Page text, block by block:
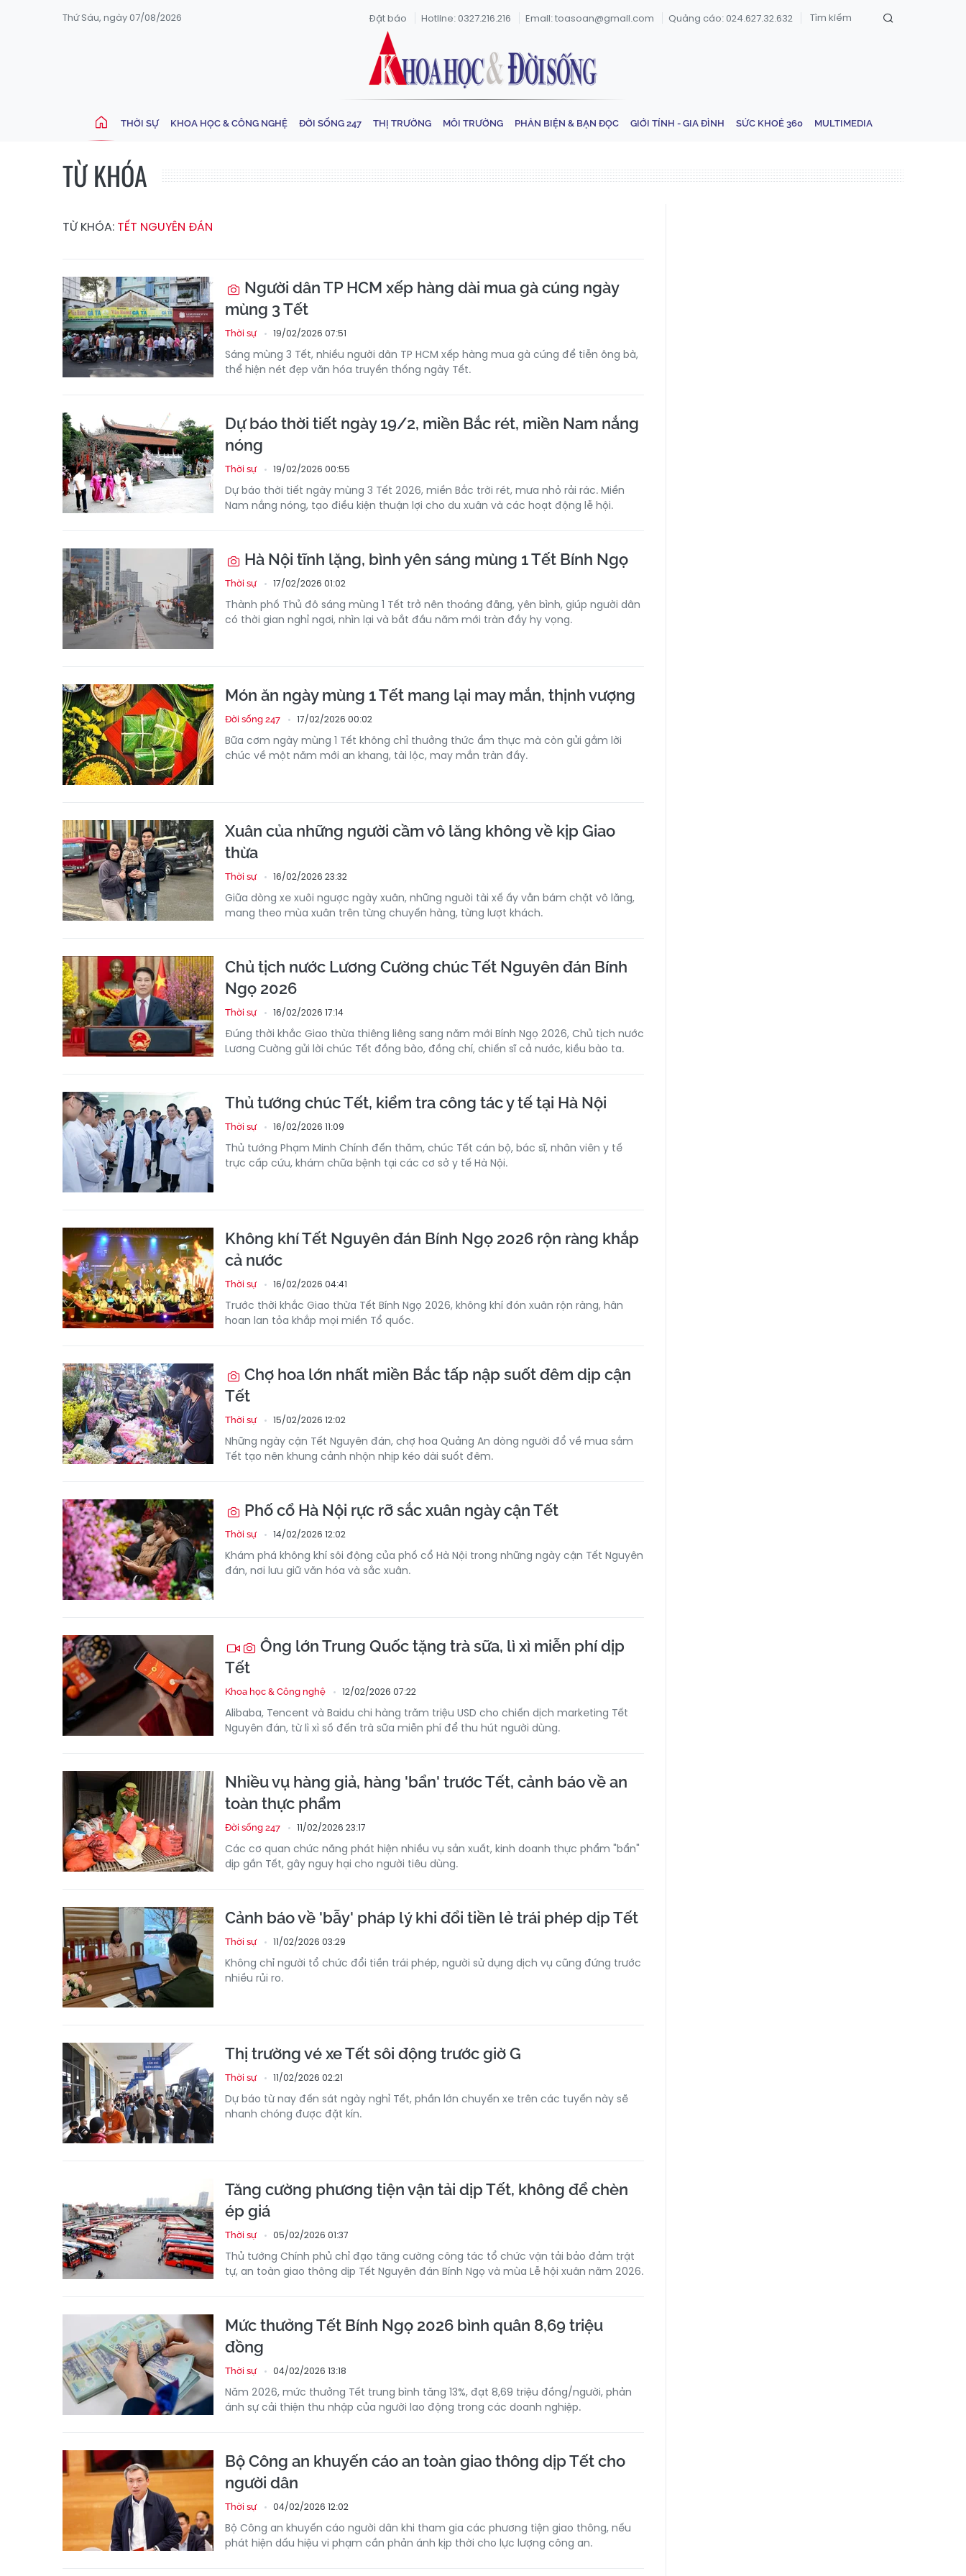
Thứ Sáu, ngày 07/08/2026 Đặt báo Hotline: 0327.216.216 Email: toasoan@gmail.com Quảng cáo: 024.627.32.632
THỜI SỰ KHOA HỌC & CÔNG NGHỆ ĐỜI SỐNG 247 THỊ TRƯỜNG MÔI TRƯỜNG PHẢN BIỆN & BẠN ĐỌC GIỚI TÍNH - GIA ĐÌNH SỨC KHOẺ 360 MULTIMEDIA
TỪ KHÓA
TỪ KHÓA: TẾT NGUYÊN ĐÁN
Người dân TP HCM xếp hàng dài mua gà cúng ngày
mùng 3 Tết
Thời sự 19/02/2026 07:51
Sáng mùng 3 Tết, nhiều người dân TP HCM xếp hàng mua gà cúng để tiễn ông bà,
thể hiện nét đẹp văn hóa truyền thống ngày Tết.
Dự báo thời tiết ngày 19/2, miền Bắc rét, miền Nam nắng
nóng
Thời sự 19/02/2026 00:55
Dự báo thời tiết ngày mùng 3 Tết 2026, miền Bắc trời rét, mưa nhỏ rải rác. Miền
Nam nắng nóng, tạo điều kiện thuận lợi cho du xuân và các hoạt động lễ hội.
Hà Nội tĩnh lặng, bình yên sáng mùng 1 Tết Bính Ngọ
Thời sự 17/02/2026 01:02
Thành phố Thủ đô sáng mùng 1 Tết trở nên thoáng đãng, yên bình, giúp người dân
có thời gian nghỉ ngơi, nhìn lại và bắt đầu năm mới tràn đầy hy vọng.
Món ăn ngày mùng 1 Tết mang lại may mắn, thịnh vượng
Đời sống 247 17/02/2026 00:02
Bữa cơm ngày mùng 1 Tết không chỉ thưởng thức ẩm thực mà còn gửi gắm lời
chúc về một năm mới an khang, tài lộc, may mắn tràn đầy.
Xuân của những người cầm vô lăng không về kịp Giao
thừa
Thời sự 16/02/2026 23:32
Giữa dòng xe xuôi ngược ngày xuân, những người tài xế ấy vẫn bám chặt vô lăng,
mang theo mùa xuân trên từng chuyến hàng, từng lượt khách.
Chủ tịch nước Lương Cường chúc Tết Nguyên đán Bính
Ngọ 2026
Thời sự 16/02/2026 17:14
Đúng thời khắc Giao thừa thiêng liêng sang năm mới Bính Ngọ 2026, Chủ tịch nước
Lương Cường gửi lời chúc Tết đồng bào, đồng chí, chiến sĩ cả nước, kiều bào ta.
Thủ tướng chúc Tết, kiểm tra công tác y tế tại Hà Nội
Thời sự 16/02/2026 11:09
Thủ tướng Phạm Minh Chính đến thăm, chúc Tết cán bộ, bác sĩ, nhân viên y tế
trực cấp cứu, khám chữa bệnh tại các cơ sở y tế Hà Nội.
Không khí Tết Nguyên đán Bính Ngọ 2026 rộn ràng khắp
cả nước
Thời sự 16/02/2026 04:41
Trước thời khắc Giao thừa Tết Bính Ngọ 2026, không khí đón xuân rộn ràng, hân
hoan lan tỏa khắp mọi miền Tổ quốc.
Chợ hoa lớn nhất miền Bắc tấp nập suốt đêm dịp cận
Tết
Thời sự 15/02/2026 12:02
Những ngày cận Tết Nguyên đán, chợ hoa Quảng An dòng người đổ về mua sắm
Tết tạo nên khung cảnh nhộn nhịp kéo dài suốt đêm.
Phố cổ Hà Nội rực rỡ sắc xuân ngày cận Tết
Thời sự 14/02/2026 12:02
Khám phá không khí sôi động của phố cổ Hà Nội trong những ngày cận Tết Nguyên
đán, nơi lưu giữ văn hóa và sắc xuân.
Ông lớn Trung Quốc tặng trà sữa, lì xì miễn phí dịp
Tết
Khoa học & Công nghệ 12/02/2026 07:22
Alibaba, Tencent và Baidu chi hàng trăm triệu USD cho chiến dịch marketing Tết
Nguyên đán, từ lì xì số đến trà sữa miễn phí để thu hút người dùng.
Nhiều vụ hàng giả, hàng 'bẩn' trước Tết, cảnh báo về an
toàn thực phẩm
Đời sống 247 11/02/2026 23:17
Các cơ quan chức năng phát hiện nhiều vụ sản xuất, kinh doanh thực phẩm "bẩn"
dịp gần Tết, gây nguy hại cho người tiêu dùng.
Cảnh báo về 'bẫy' pháp lý khi đổi tiền lẻ trái phép dịp Tết
Thời sự 11/02/2026 03:29
Không chỉ người tổ chức đổi tiền trái phép, người sử dụng dịch vụ cũng đứng trước
nhiều rủi ro.
Thị trường vé xe Tết sôi động trước giờ G
Thời sự 11/02/2026 02:21
Dự báo từ nay đến sát ngày nghỉ Tết, phần lớn chuyến xe trên các tuyến này sẽ
nhanh chóng được đặt kín.
Tăng cường phương tiện vận tải dịp Tết, không để chèn
ép giá
Thời sự 05/02/2026 01:37
Thủ tướng Chính phủ chỉ đạo tăng cường công tác tổ chức vận tải bảo đảm trật
tự, an toàn giao thông dịp Tết Nguyên đán Bính Ngọ và mùa Lễ hội xuân năm 2026.
Mức thưởng Tết Bính Ngọ 2026 bình quân 8,69 triệu
đồng
Thời sự 04/02/2026 13:18
Năm 2026, mức thưởng Tết trung bình tăng 13%, đạt 8,69 triệu đồng/người, phản
ánh sự cải thiện thu nhập của người lao động trong các doanh nghiệp.
Bộ Công an khuyến cáo an toàn giao thông dịp Tết cho
người dân
Thời sự 04/02/2026 12:02
Bộ Công an khuyến cáo người dân khi tham gia các phương tiện giao thông, nếu
phát hiện dấu hiệu vi phạm cần phản ánh kịp thời cho lực lượng công an.